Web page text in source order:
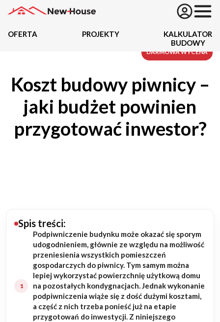
Oferta
Działki
Kredyty
Budowa domu
Rezydencje
Rozbudowa
Remonty
OFERTA PROJEKTY
KALKULATOR
BUDOWY
Koszt budowy piwnicy –
jaki budżet powinien
przygotować inwestor?
Spis treści:
Podpiwniczenie budynku może okazać się sporym
udogodnieniem, głównie ze względu na możliwość
przeniesienia wszystkich pomieszczeń
gospodarczych do piwnicy. Tym samym można
lepiej wykorzystać powierzchnię użytkową domu
na pozostałych kondygnacjach. Jednak wykonanie
podpiwniczenia wiąże się z dość dużymi kosztami,
a część z nich trzeba ponieść już na etapie
przygotowań do inwestycji. Z niniejszego
DARMOWA WYCENA